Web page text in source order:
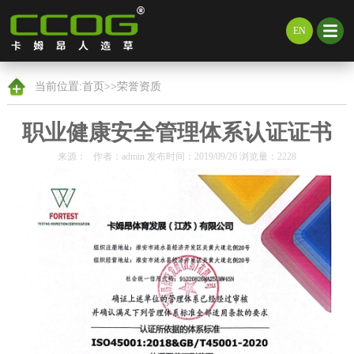
EN
当前位置:首页 >>荣誉资质
职业健康安全管理体系认证证书
来源： 作者：admin 发布时间：2019/09/26 浏览量：2228